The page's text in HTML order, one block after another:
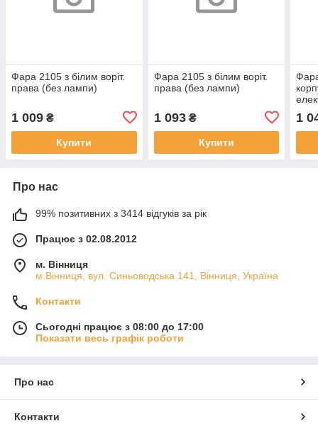
Фара 2105 з білим воріт.
права (без лампи)
1 009 ₴
Купити
Фара 2105 з білим воріт.
права (без лампи)
1 093₴
Купити
1
Про нас
99% позитивних з 3414 відгуків за рік
Працює з 02.08.2012
м. Вінниця
м.Вінниця, вул. Синьоводська 141, Вінниця, Україна
Контакти
Сьогодні працює з 08:00 до 17:00
Показати весь графік роботи
Про нас
Контакти